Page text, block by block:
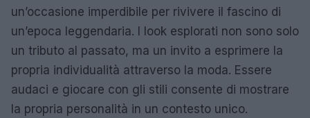
un’occasione imperdibile per rivivere il fascino di
un’epoca leggendaria. I look esplorati non sono solo
un tributo al passato, ma un invito a esprimere la
propria individualità attraverso la moda. Essere
audaci e giocare con gli stili consente di mostrare
la propria personalità in un contesto unico.